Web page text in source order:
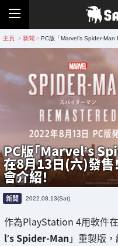
主頁 > 新聞 > PC版「Marvel’s Spider-
PC版「Marvel’s
在8月13日(六)發售
會介紹！
新聞 2022.08.13(Sat)
作為PlayStation 4用軟件
l’s Spider-Man 」重製版